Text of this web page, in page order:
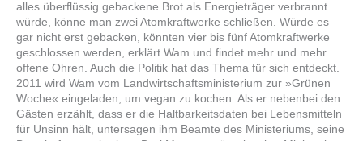
alles überflüssig gebackene Brot als Energieträger verbrannt
würde, könne man zwei Atomkraftwerke schließen. Würde es
gar nicht erst gebacken, könnten vier bis fünf Atomkraftwerke
geschlossen werden, erklärt Wam und findet mehr und mehr
offene Ohren. Auch die Politik hat das Thema für sich entdeckt.
2011 wird Wam vom Landwirtschaftsministerium zur »Grünen
Woche« eingeladen, um vegan zu kochen. Als er nebenbei den
Gästen erzählt, dass er die Haltbarkeitsdaten bei Lebensmitteln
für Unsinn hält, untersagen ihm Beamte des Ministeriums, seine